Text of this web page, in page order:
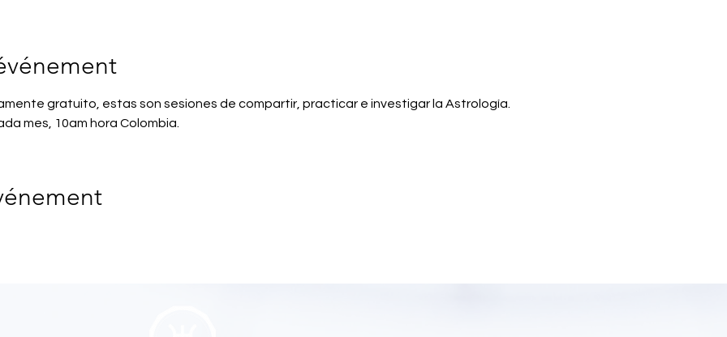
gratuito, estas son sesiones de compartir, practicar e investigar la Astrología.
mes, 10am hora Colombia.